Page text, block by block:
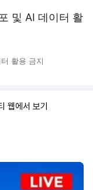
및 AI 데이터 활
활용 금지
웹에서 보기